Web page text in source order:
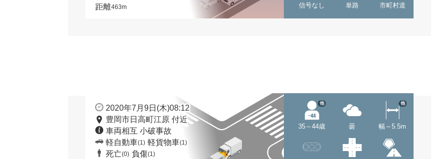
距離463m 信号なし 単路 市町村道
2020年7月9日(木)08:12
豊岡市日高町江原 付近
車両相互 小破事故
軽自動車(1) 軽貨物車(1)
死亡(0) 負傷(1)
35～44歳
他
曇 幅～5.5m
他